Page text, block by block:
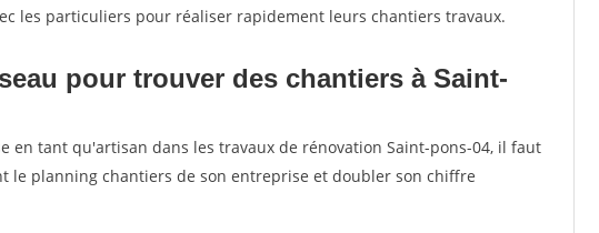
les particuliers pour réaliser rapidement leurs chantiers travaux.
pour trouver des chantiers à Saint-
en tant qu'artisan dans les travaux de rénovation Saint-pons-04, il faut
le planning chantiers de son entreprise et doubler son chiffre